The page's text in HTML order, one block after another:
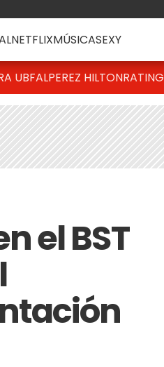
NETFLIXMÚSICASEXY
UBFALPEREZ HILTONRATING
el BST